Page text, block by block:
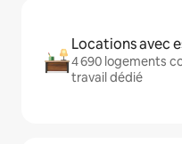
Locations avec
4 690 logements
travail dédié